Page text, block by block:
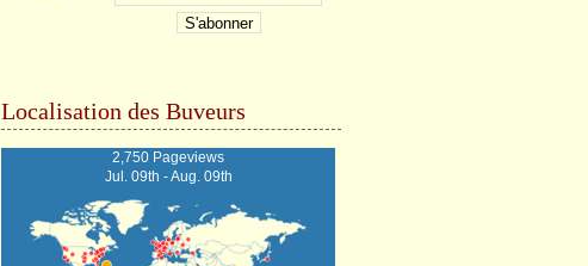
Localisation des Buveurs
2,750 Pageviews
Jul. 09th - Aug. 09th